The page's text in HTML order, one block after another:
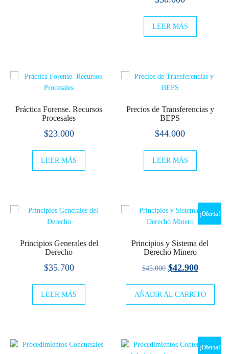
LEER MÁS
Práctica Forense. Recursos
Procesales
$23.000
LEER MÁS
Precios de Transferencias y
BEPS
$44.000
LEER MÁS
Principios Generales del
Derecho
$35.700
LEER MÁS
¡Oferta!
Principios y Sistema del
Derecho Minero
$45.000 El
original
$42.900El
actual
AÑADIR AL CARRITO
¡Oferta!